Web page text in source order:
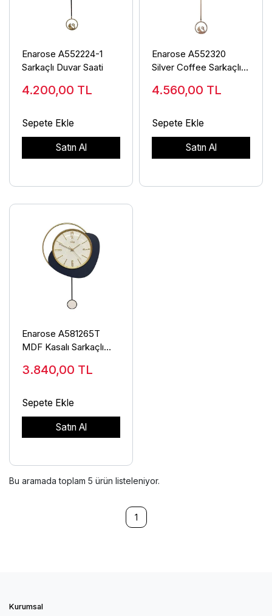
Enarose A552224-1
Sarkaçlı Duvar Saati
4.200,00 TL
Sepete Ekle
Satın Al
Enarose A552320
Silver Coffee Sarkaçlı
4.560,00 TL
Sepete Ekle
Satın Al
Enarose A581265T
MDF Kasalı Sarkaçlı
3.840,00 TL
Sepete Ekle
Satın Al
Bu aramada toplam 5 ürün listeleniyor.
1
Kurumsal